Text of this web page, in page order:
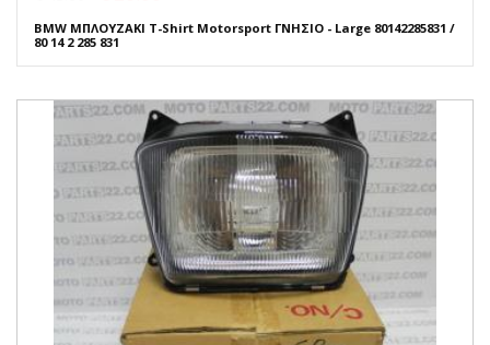
BMW ΜΠΛΟΥΖΑΚΙ T-Shirt Motorsport ΓΝΗΣΙΟ - Large 80142285831 /
80 14 2 285 831